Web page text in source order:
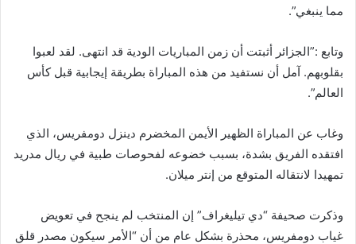
مما ينبغي”.
وتابع :”الجزائر أثبتت أن زمن المباريات الودية قد انتهى. لقد لعبوا
بقلوبهم. آمل أن نستفيد من هذه المباراة بطريقة إيجابية قبل كأس
العالم”.
وغاب عن المباراة الظهير الأيمن المخضرم دينزل دومفريس، الذي
افتقده الفريق بشدة، بسبب خضوعه لفحوصات طبية في ريال مدريد
تمهيدا لانتقاله المتوقع من إنتر ميلان.
وذكرت صحيفة “دي تيليغراف” إن المنتخب لم ينجح في تعويض
غياب دومفريس، محذرة بشكل عام من أن “الأمر سيكون مصدر قلق